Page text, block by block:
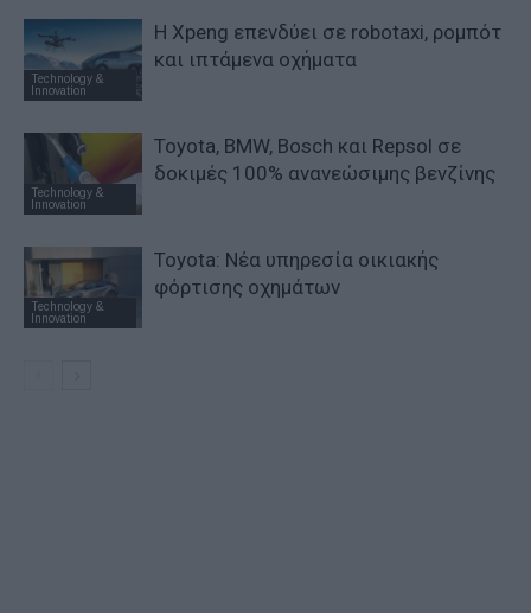
Technology &
Innovation
Η Xpeng επενδύει σε robotaxi, ρομπότ
και ιπτάμενα οχήματα
Technology &
Innovation
Toyota, BMW, Bosch και Repsol σε
δοκιμές 100% ανανεώσιμης βενζίνης
Technology &
Innovation
Toyota: Νέα υπηρεσία οικιακής
φόρτισης οχημάτων